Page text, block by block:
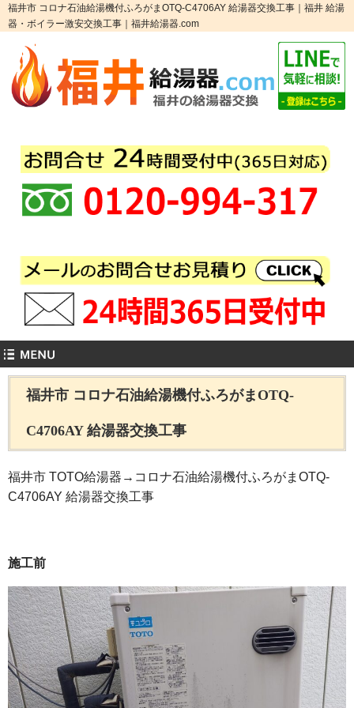
福井市 コロナ石油給湯機付ふろがまOTQ-C4706AY 給湯器交換工事｜福井 給湯
器・ボイラー激安交換工事｜福井給湯器.com
福井市 コロナ石油給湯機付ふろがまOTQ-
C4706AY 給湯器交換工事
福井市 TOTO給湯器→コロナ石油給湯機付ふろがまOTQ-
C4706AY 給湯器交換工事
施工前